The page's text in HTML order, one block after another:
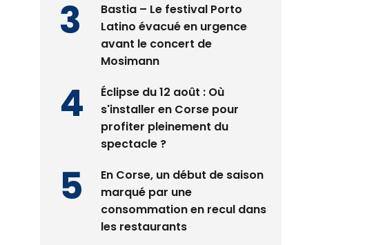
Bastia – Le festival Porto
Latino évacué en urgence
avant le concert de
Mosimann
Éclipse du 12 août : Où
s'installer en Corse pour
profiter pleinement du
spectacle ?
En Corse, un début de saison
marqué par une
consommation en recul dans
les restaurants